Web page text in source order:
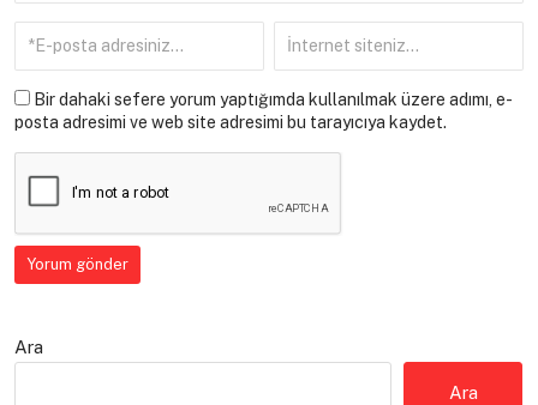
Bir dahaki sefere yorum yaptığımda kullanılmak üzere adımı, e-
posta adresimi ve web site adresimi bu tarayıcıya kaydet.
Ara
Ara